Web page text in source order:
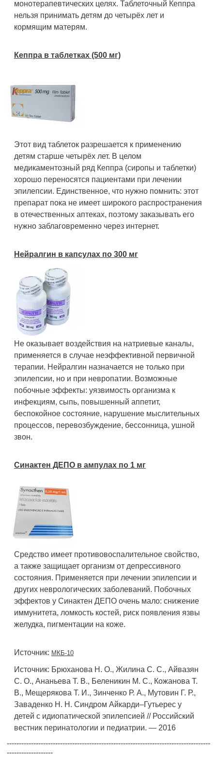
монотерапевтических целях. Таблеточный Кеппра
нельзя принимать детям до четырёх лет и
кормящим матерям.
Кеппра в таблетках (500 мг)
Этот вид таблеток разрешается к применению
детям старше четырёх лет. В целом
медикаментозный ряд Кеппра (сиропы и таблетки)
хорошо переносятся пациентами при лечении
эпилепсии. Единственное, что нужно помнить: этот
препарат пока не имеет широкого распространения
в отечественных аптеках, поэтому заказывать его
нужно заблаговременно через интернет.
Нейралгин в капсулах по 300 мг
Не оказывает воздействия на натриевые каналы,
применяется в случае неэффективной первичной
терапии. Нейралгин назначается не только при
эпилепсии, но и при невропатии. Возможные
побочные эффекты: уязвимость организма к
инфекциям, сыпь, повышенный аппетит,
беспокойное состояние, нарушение мыслительных
процессов, перевозбуждение, бессонница, ушной
звон.
Синактен ДЕПО в ампулах по 1 мг
Средство имеет противовоспалительное свойство,
а также защищает организм от депрессивного
состояния. Применяется при лечении эпилепсии и
других неврологических заболеваний. Побочных
эффектов у Синактен ДЕПО очень мало: снижение
иммунитета, ломкость костей, риск появления язвы
желудка, пигментации на коже.
Источник: МКБ-10
Источник: Брюханова Н. О., Жилина С. С., Айвазян
С. О., Ананьева Т. В., Беленикин М. С., Кожанова Т.
В., Мещерякова Т. И., Зинченко Р. А., Мутовин Г. Р.,
Заваденко Н. Н. Синдром Айкарди–Гутьерес у
детей с идиопатической эпилепсией // Российский
вестник перинатологии и педиатрии. — 2016
------------------------------------------------------------------------------------
-------------------